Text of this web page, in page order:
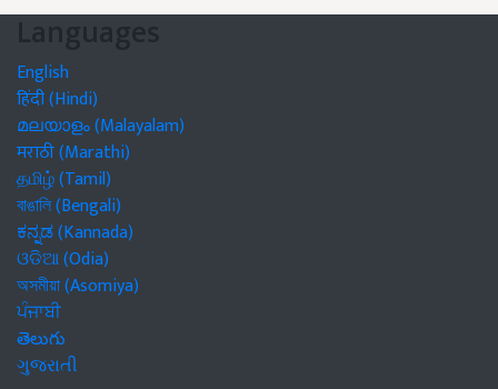
Languages
English
हिंदी (Hindi)
മലയാളം (Malayalam)
मराठी (Marathi)
தமிழ் (Tamil)
বাঙালি (Bengali)
ಕನ್ನಡ (Kannada)
ଓଡିଆ (Odia)
অসমীয়া (Asomiya)
ਪੰਜਾਬੀ
తెలుగు
ગુજરાતી